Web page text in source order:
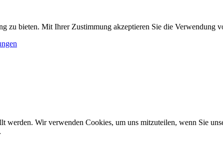
zu bieten. Mit Ihrer Zustimmung akzeptieren Sie die Verwendung
werden. Wir verwenden Cookies, um uns mitzuteilen, wenn Sie